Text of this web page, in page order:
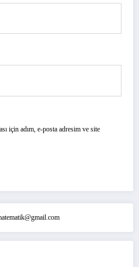
için adım, e-posta adresim ve site